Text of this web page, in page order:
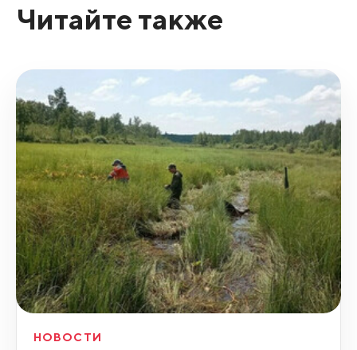
Читайте также
НОВОСТИ